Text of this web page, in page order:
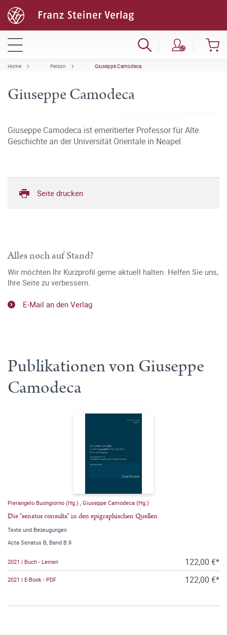
Home Person Giuseppe Camodeca
Giuseppe Camodeca
Giuseppe Camodeca ist emeritierter Professor für Alte
Geschichte an der Universität Orientale in Neapel.
Seite drucken
Alles noch auf Stand?
Wir möchten Ihr Kurzprofil gerne aktuell halten. Helfen Sie uns,
Ihre Seite zu verbessern.
E-Mail an den Verlag
Publikationen von Giuseppe
Camodeca
Pierangelo Buongiorno (Hg.) Giuseppe Camodeca (Hg.)
Die "senatus consulta" in den epigraphischen Quellen
Texte und Bezeugungen
Acta Senatus B, Band B.9
2021 | Buch - Leinen 122,00 €*
2021 | E-Book - PDF 122,00 €*